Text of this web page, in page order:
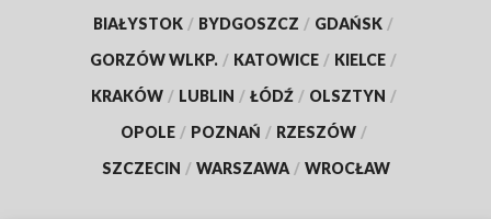
BIAŁYSTOK / BYDGOSZCZ / GDAŃSK /
GORZÓW WLKP. / KATOWICE / KIELCE /
KRAKÓW / LUBLIN / ŁÓDŹ / OLSZTYN /
OPOLE / POZNAŃ / RZESZÓW /
SZCZECIN / WARSZAWA / WROCŁAW